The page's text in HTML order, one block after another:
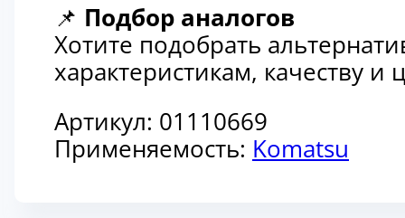
📌 Подбор аналогов
Хотите подобрать
характеристикам, качеству
Артикул: 01110669
Применяемость: Komatsu